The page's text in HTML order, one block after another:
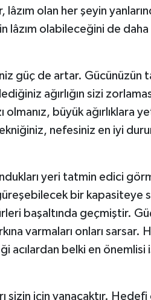
olan her şeyin
lâzım olabileceğini de
güç de artar. Gücünüzün
ağırlığın sizi
olmanız, büyük ağırlıklara
nefesiniz en iyi
yeri tatmin edici
bir kapasiteye
başaltında geçmiştir.
varmaları onları sarsar.
acılardan belki en önemlisi
sizin için yanacaktır.